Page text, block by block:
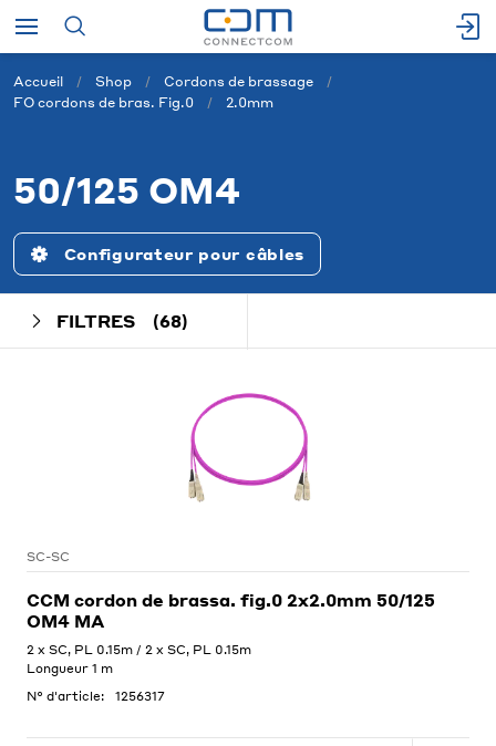
Accueil Shop
Cordons de brassage
FO cordons de bras. Fig.0
2.0mm
50/125 OM4
Configurateur pour câbles
FILTRES (68)
SC-SC
CCM cordon de brassa. fig.0 2x2.0mm 50/125
OM4 MA
2 x SC, PL 0.15m / 2 x SC, PL 0.15m
Longueur 1 m
N° d'article:
1256317